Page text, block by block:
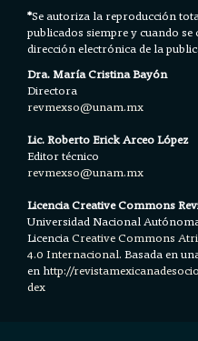
*Se autoriza la reproducción
publicados siempre y cuando
dirección electrónica de la
Dra. María Cristina Bayón
Directora
revmexso@unam.mx
Lic. Roberto Erick Arceo López
Editor técnico
revmexso@unam.mx
Licencia Creative Commons
Universidad Nacional
LicenciaCreative Commons
4.0 Internacional.Basada en
en http://
dex